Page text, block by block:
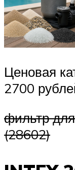
Ценовая
2700
фильтр
(28602)